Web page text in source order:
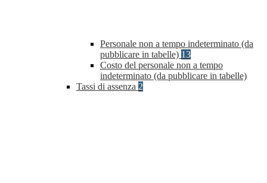
Personale non a tempo indeterminato (da
pubblicare in tabelle) 13
Costo del personale non a tempo
indeterminato (da pubblicare in tabelle)
Tassi di assenza 2